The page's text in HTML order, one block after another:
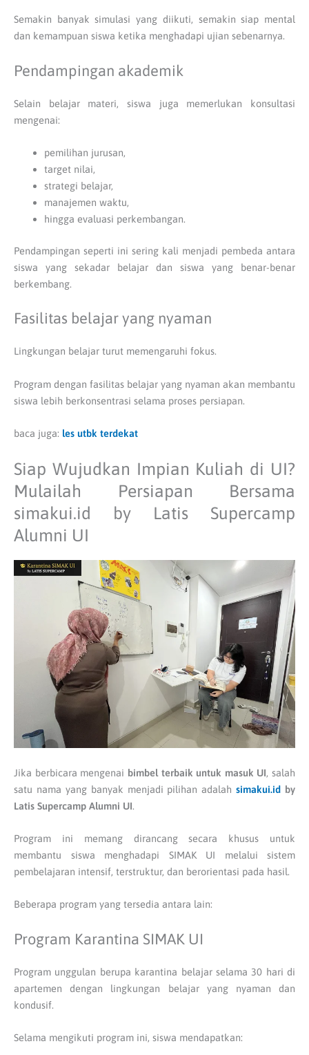
Semakin banyak simulasi yang diikuti, semakin siap mental
dan kemampuan siswa ketika menghadapi ujian sebenarnya.
Pendampingan akademik
Selain belajar materi, siswa juga memerlukan konsultasi
mengenai:
pemilihan jurusan,
target nilai,
strategi belajar,
manajemen waktu,
hingga evaluasi perkembangan.
Pendampingan seperti ini sering kali menjadi pembeda antara
siswa yang sekadar belajar dan siswa yang benar-benar
berkembang.
Fasilitas belajar yang nyaman
Lingkungan belajar turut memengaruhi fokus.
Program dengan fasilitas belajar yang nyaman akan membantu
siswa lebih berkonsentrasi selama proses persiapan.
baca juga: les utbk terdekat
Siap Wujudkan Impian Kuliah di UI?
Mulailah Persiapan Bersama
simakui.id by Latis Supercamp
Alumni UI
Jika berbicara mengenai bimbel terbaik untuk masuk UI, salah
satu nama yang banyak menjadi pilihan adalahsimakui.id by
Latis Supercamp Alumni UI.
Program ini memang dirancang secara khusus untuk
membantu siswa menghadapi SIMAK UI melalui sistem
pembelajaran intensif, terstruktur, dan berorientasi pada hasil.
Beberapa program yang tersedia antara lain:
Program Karantina SIMAK UI
Program unggulan berupa karantina belajar selama 30 hari di
apartemen dengan lingkungan belajar yang nyaman dan
kondusif.
Selama mengikuti program ini, siswa mendapatkan: